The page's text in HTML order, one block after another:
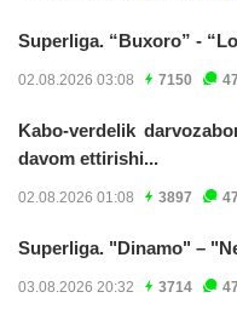
Superliga. “Buxoro” -
02.08.2026 03:08 7150 47
Kabo-verdelik
davom ettirishi...
02.08.2026 01:08 3897 47
Superliga. "Dinamo" –
03.08.2026 20:32 3714 47